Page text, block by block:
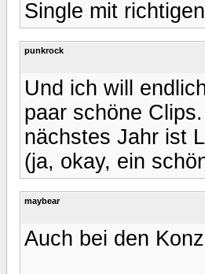
Single mit
punkrock
Und ich will
paar schöne
nächstes Jahr ist
(ja, okay, ein
maybear
Auch bei den